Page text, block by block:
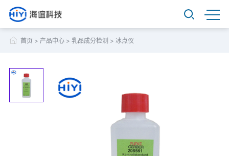
首页 > 产品中心> 乳品成分检测 > 冰点仪